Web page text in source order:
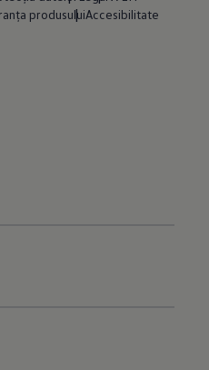
produsuluiAccesibilitate